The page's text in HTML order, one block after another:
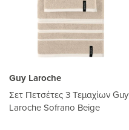
Guy Laroche
Σετ Πετσέτες 3 Τεμαχίων Guy
Laroche Sofrano Beige